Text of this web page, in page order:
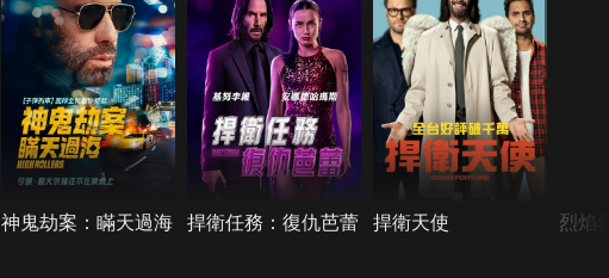
神鬼劫案：瞞天過海 捍衛任務：復仇芭蕾 捍衛天使 烈焰